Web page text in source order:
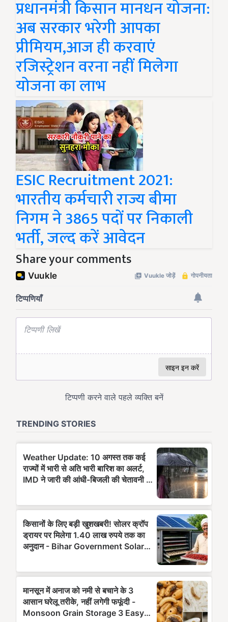
प्रधानमंत्री किसान मानधन योजना:
अब सरकार भरेगी आपका
प्रीमियम,आज ही करवाएं
रजिस्ट्रेशन वरना नहीं मिलेगा
योजना का लाभ
ESIC Recruitment 2021:
भारतीय कर्मचारी राज्य बीमा
निगम ने 3865 पदों पर निकाली
भर्ती, जल्द करें आवेदन
Share your comments